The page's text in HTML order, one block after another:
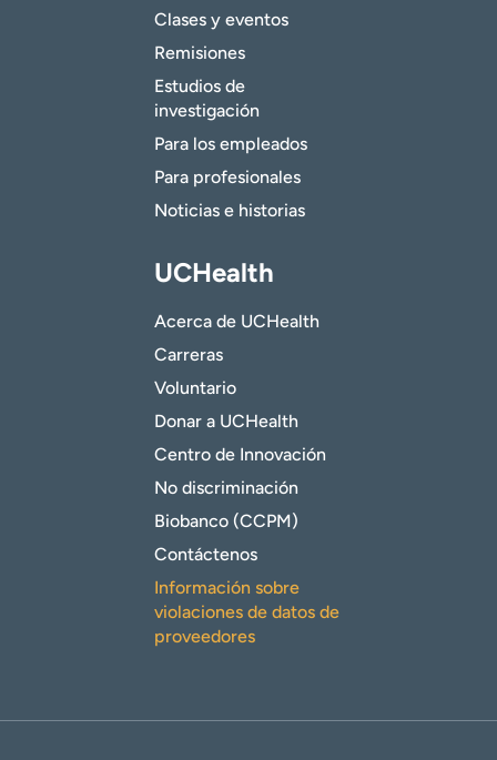
Clases y eventos
Remisiones
Estudios de
investigación
Para los empleados
Para profesionales
Noticias e historias
UCHealth
Acerca de UCHealth
Carreras
Voluntario
Donar a UCHealth
Centro de Innovación
No discriminación
Biobanco (CCPM)
Contáctenos
Información sobre
violaciones de datos de
proveedores